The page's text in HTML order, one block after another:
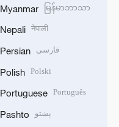
Myanmar မြန်မာဘာသာ
Nepali नेपाली
Persian فارسی
Polish Polski
Portuguese Português
Pashto پښتو